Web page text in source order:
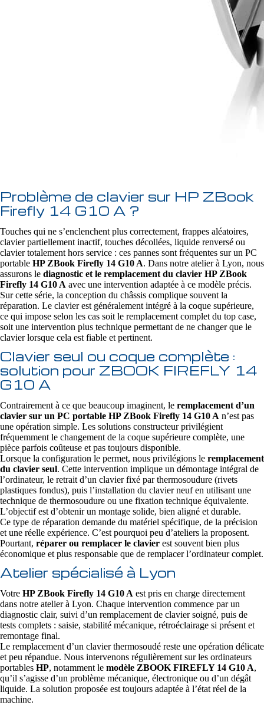
Problème de clavier sur HP ZBook
Firefly 14 G10 A ?
Touches qui ne s’enclenchent plus correctement, frappes aléatoires,
clavier partiellement inactif, touches décollées, liquide renversé ou
clavier totalement hors service : ces pannes sont fréquentes sur un PC
portable HP ZBook Firefly 14 G10 A. Dans notre atelier à Lyon, nous
assurons le diagnostic et le remplacement du clavier HP ZBook
Firefly 14 G10 A avec une intervention adaptée à ce modèle précis.
Sur cette série, la conception du châssis complique souvent la
réparation. Le clavier est généralement intégré à la coque supérieure,
ce qui impose selon les cas soit le remplacement complet du top case,
soit une intervention plus technique permettant de ne changer que le
clavier lorsque cela est fiable et pertinent.
Clavier seul ou coque complète :
solution pour ZBOOK FIREFLY 14
G10 A
Contrairement à ce que beaucoup imaginent, le remplacement d’un
clavier sur un PC portable HP ZBook Firefly 14 G10 A n’est pas
une opération simple. Les solutions constructeur privilégient
fréquemment le changement de la coque supérieure complète, une
pièce parfois coûteuse et pas toujours disponible.
Lorsque la configuration le permet, nous privilégions le remplacement
du clavier seul. Cette intervention implique un démontage intégral de
l’ordinateur, le retrait d’un clavier fixé par thermosoudure (rivets
plastiques fondus), puis l’installation du clavier neuf en utilisant une
technique de thermosoudure ou une fixation technique équivalente.
L’objectif est d’obtenir un montage solide, bien aligné et durable.
Ce type de réparation demande du matériel spécifique, de la précision
et une réelle expérience. C’est pourquoi peu d’ateliers la proposent.
Pourtant, réparer ou remplacer le clavier est souvent bien plus
économique et plus responsable que de remplacer l’ordinateur complet.
Atelier spécialisé à Lyon
Votre HP ZBook Firefly 14 G10 A est pris en charge directement
dans notre atelier à Lyon. Chaque intervention commence par un
diagnostic clair, suivi d’un remplacement de clavier soigné, puis de
tests complets : saisie, stabilité mécanique, rétroéclairage si présent et
remontage final.
Le remplacement d’un clavier thermosoudé reste une opération délicate
et peu répandue. Nous intervenons régulièrement sur les ordinateurs
portables HP, notamment le modèle ZBOOK FIREFLY 14 G10 A,
qu’il s’agisse d’un problème mécanique, électronique ou d’un dégât
liquide. La solution proposée est toujours adaptée à l’état réel de la
machine.